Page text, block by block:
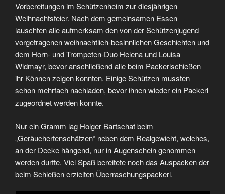
Vorbereitungen im Schützenheim zur diesjährigen
Weihnachtsfeier. Nach dem gemeinsamen Essen
lauschten alle aufmerksam den von der Schützenjugend
vorgetragenen weihnachtlich-besinnlichen Geschichten und
dem Horn- und Trompeten-Duo Helena und Louisa
Widmayr, bevor anschließend alle beim Packerlschießen
ihr Können zeigen konnten. Einige Schützen mussten
schon mehrfach nachladen, bevor ihnen wieder ein Packerl
zugeordnet werden konnte.
Nur ein Gramm lag Holger Bartschat beim
„Geräuchertenschätzen“ neben dem Realgewicht, welches,
an der Decke hängend, nur in Augenschein genommen
werden durfte. Viel Spaß bereitete noch das Auspacken der
beim Schießen erzielten Überraschungspackerl.